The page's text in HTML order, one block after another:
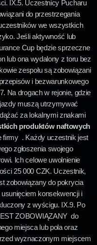
IX.5. Uczestnicy Pucharu
do przestrzegania
we wszystkich
Jeśli aktywność lub
Cup będzie sprzeczne
lub ona wydalony z toru bez
zespołu są zobowiązani
i bezwarunkowego
Na drogach w rejonie, gdzie
muszą utrzymywać
za lokalnymi znakami
produktów naftowych
firmy . Każdy uczestnik jest
zgłoszenia swojego
Ich celowe uwolnienie
25 000 CZK. Uczestnik,
zobowiązany do pokrycia
konsekwencji i
z wyścigu. IX.9. Po
ZOBOWIĄZANY do
miejsca lub pola oraz
wyznaczonym miejscem